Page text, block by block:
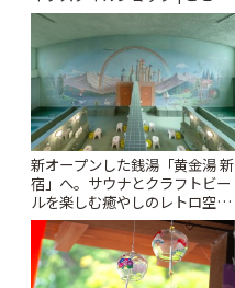
っぷ
新オープンした銭湯「黄金湯 新
宿」へ。サウナとクラフトビー
ルを楽しむ癒やしのレトロ空間
| ことりっぷ